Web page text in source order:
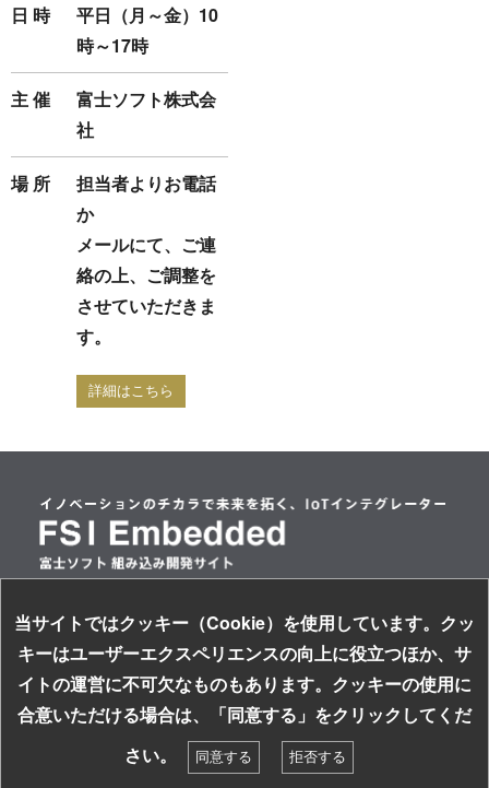
日 時
平日（月～金）10
時～17時
主 催
富士ソフト株式会
社
場 所
担当者よりお電話
か
メールにて、ご連
絡の上、ご調整を
させていただきま
す。
詳細はこちら
情報セキュリティ基本方針
個人情報保護方針
サイトのご利用について
ソーシャルメディアガイドライン
お探しの組み込み製品はキーワードで検索！
当サイトではクッキー（Cookie）を使用しています。クッ
キーはユーザーエクスペリエンスの向上に役立つほか、サ
イトの運営に不可欠なものもあります。クッキーの使用に
合意いただける場合は、「同意する」をクリックしてくだ
さい。
同意する 拒否する